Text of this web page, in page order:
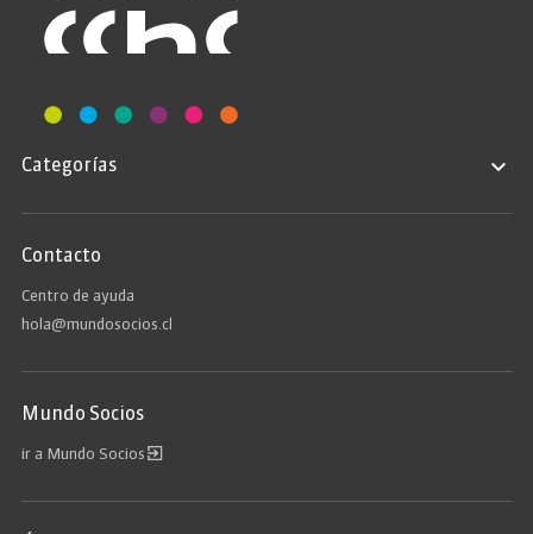
Categorías
Contacto
Centro de ayuda
hola@mundosocios.cl
Mundo Socios
ir a Mundo Socios